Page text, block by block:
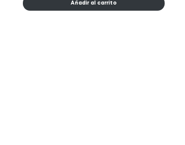
Añadir al carrito